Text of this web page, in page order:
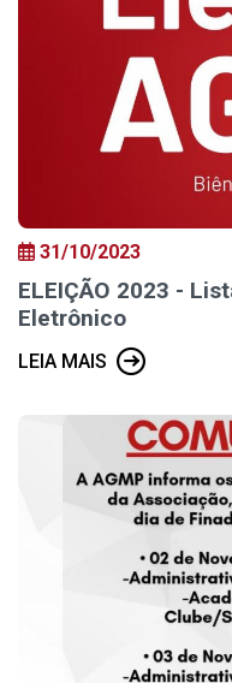
31/10/2023
ELEIÇÃO 2023 -
Eletrônico
LEIA MAIS